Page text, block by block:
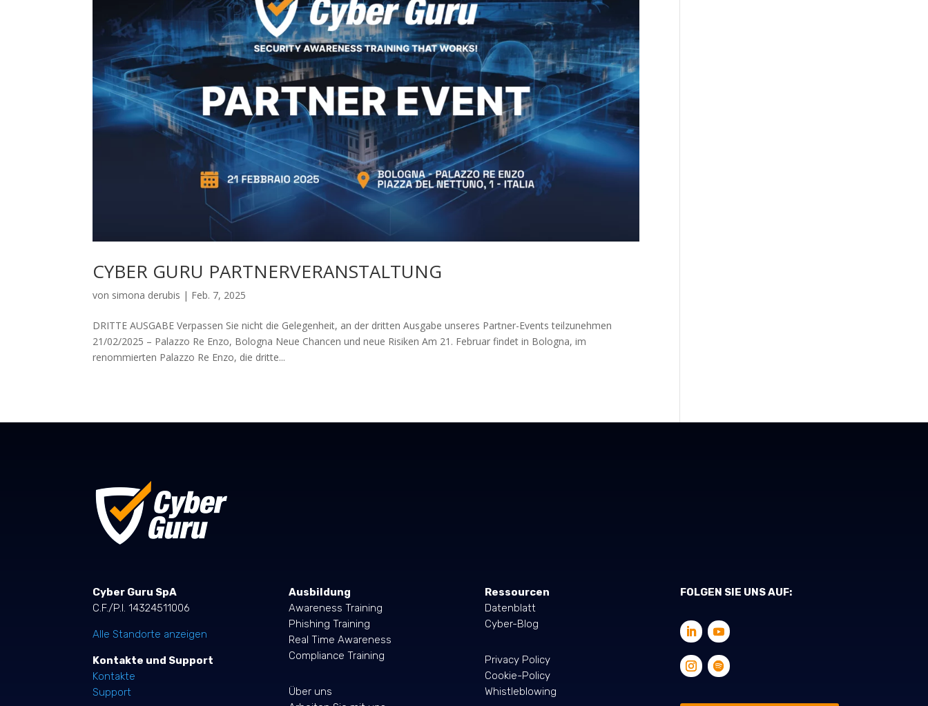
CYBER GURU PARTNERVERANSTALTUNG
von simona derubis | Feb. 7, 2025
DRITTE AUSGABE Verpassen Sie nicht die Gelegenheit, an der dritten Ausgabe unseres Partner-Events teilzunehmen
21/02/2025 – Palazzo Re Enzo, Bologna Neue Chancen und neue Risiken Am 21. Februar findet in Bologna, im
renommierten Palazzo Re Enzo, die dritte...
Cyber Guru SpA
C.F./P.I. 14324511006
Alle Standorte anzeigen
Kontakte und Support
Kontakte
Support
Ausbildung
Awareness Training
Phishing Training
Real Time Awareness
Compliance Training
Über uns
Ressourcen
Datenblatt
Cyber-Blog
Privacy Policy
Cookie-Policy
Whistleblowing
FOLGEN SIE UNS AUF: